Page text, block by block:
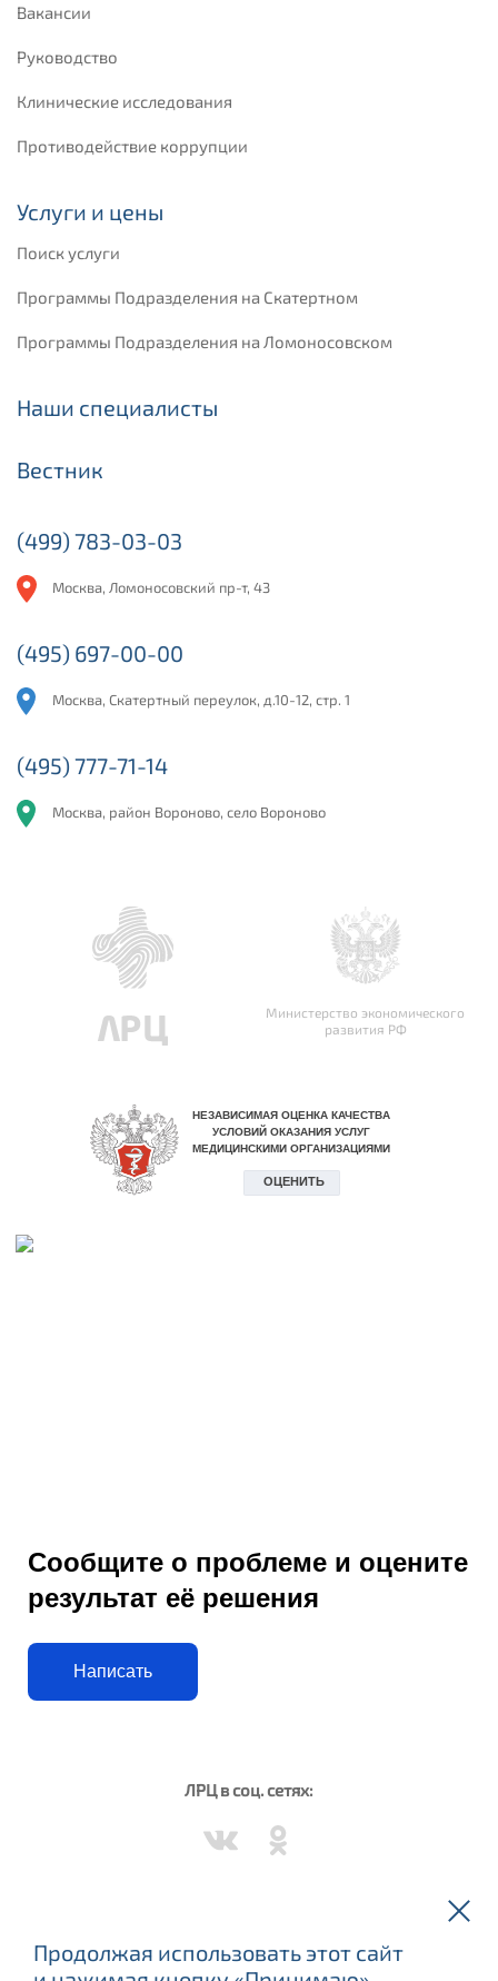
Вакансии
Руководство
Клинические исследования
Противодействие коррупции
Услуги и цены
Поиск услуги
Программы Подразделения на Скатертном
Программы Подразделения на Ломоносовском
Наши специалисты
Вестник
(499) 783-03-03
Москва, Ломоносовский пр-т, 43
(495) 697-00-00
Москва, Скатертный переулок, д.10-12, стр. 1
(495) 777-71-14
Москва, район Вороново, село Вороново
Министерство экономического
развития РФ
Сообщите о проблеме и оцените
результат её решения
Написать
ЛРЦ в соц. сетях:
Продолжая использовать этот сайт